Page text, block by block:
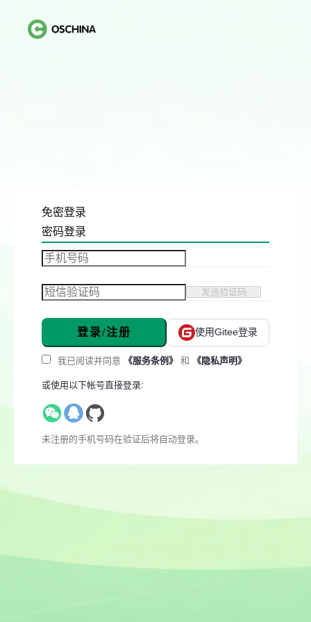
免密登录
密码登录
发送验证码
登录/注册 使用Gitee登录
我已阅读并同意 《服务条例》 和 《隐私声明》
或使用以下帐号直接登录:
未注册的手机号码在验证后将自动登录。